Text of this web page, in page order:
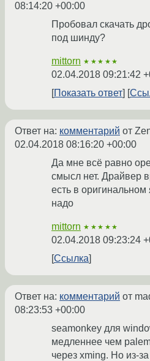
08:14:20 +00:00
Пробовал скачать
под шинду?
mittorn ★★★★★
02.04.2018 09:21:42
Показать ответ
Ответ на: комментарий от
02.04.2018 08:16:20 +00:00
Да мне всё равно
смысл нет. Драйвер
есть в
надо
mittorn ★★★★★
02.04.2018 09:23:24
Ссылка
Ответ на: комментарий от
08:23:53 +00:00
seamonkey для
медленнее чем
через xming. Но из-